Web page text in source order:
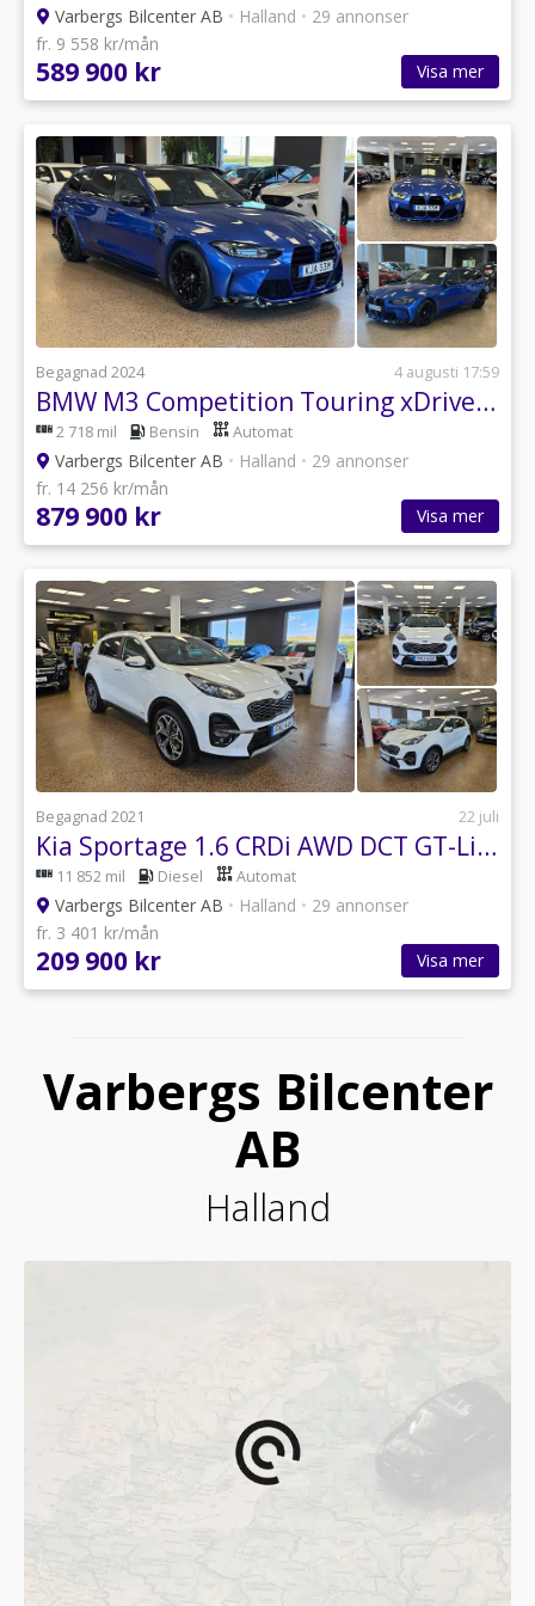
Varbergs Bilcenter AB • Halland • 29 annonser
fr. 9 558 kr/mån
589 900 kr Visa mer
Begagnad 2024 4 augusti 17:59
BMW M3 Competition Touring xDrive / HUD / H/K
2 718 mil Bensin Automat
Varbergs Bilcenter AB • Halland • 29 annonser
fr. 14 256 kr/mån
879 900 kr Visa mer
Begagnad 2021 22 juli
Kia Sportage 1.6 CRDi AWD DCT GT-Line Euro 6
11 852 mil Diesel Automat
Varbergs Bilcenter AB • Halland • 29 annonser
fr. 3 401 kr/mån
209 900 kr Visa mer
Varbergs Bilcenter
AB
Halland